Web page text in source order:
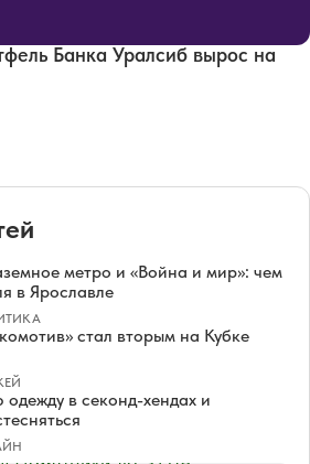
Банка Уралсиб вырос на
метро и «Война и мир»: чем
в Ярославле
стал вторым на Кубке
в секонд-хендах и